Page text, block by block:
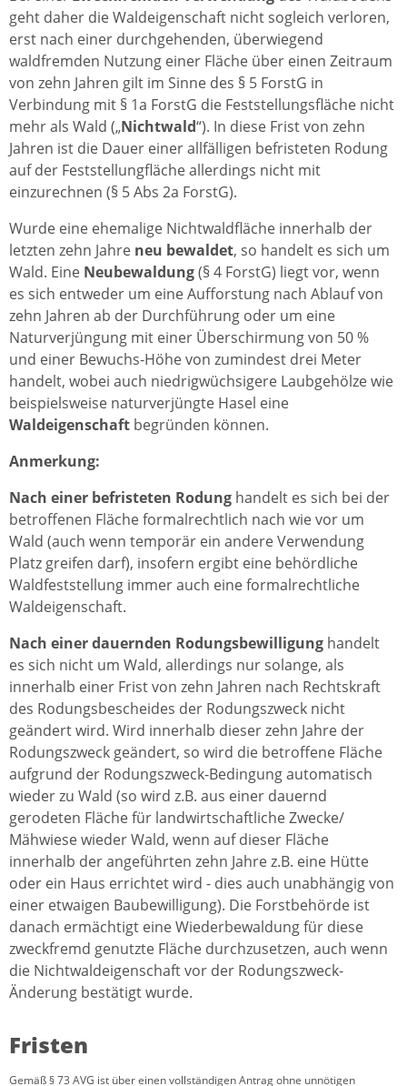
geht daher die Waldeigenschaft nicht sogleich verloren,
erst nach einer durchgehenden, überwiegend
waldfremden Nutzung einer Fläche über einen Zeitraum
von zehn Jahren gilt im Sinne des § 5 ForstG in
Verbindung mit § 1a ForstG die Feststellungsfläche nicht
mehr als Wald („Nichtwald“). In diese Frist von zehn
Jahren ist die Dauer einer allfälligen befristeten Rodung
auf der Feststellungfläche allerdings nicht mit
einzurechnen (§ 5 Abs 2a ForstG).
Wurde eine ehemalige Nichtwaldfläche innerhalb der
letzten zehn Jahre neu bewaldet, so handelt es sich um
Wald. Eine Neubewaldung(§ 4 ForstG) liegt vor, wenn
es sich entweder um eine Aufforstung nach Ablauf von
zehn Jahren ab der Durchführung oder um eine
Naturverjüngung mit einer Überschirmung von 50 %
und einer Bewuchs-Höhe von zumindest drei Meter
handelt, wobei auch niedrigwüchsigere Laubgehölze wie
beispielsweise naturverjüngte Hasel eine
Waldeigenschaft begründen können.
Anmerkung:
Nach einer befristeten Rodung handelt es sich bei der
betroffenen Fläche formalrechtlich nach wie vor um
Wald (auch wenn temporär ein andere Verwendung
Platz greifen darf), insofern ergibt eine behördliche
Waldfeststellung immer auch eine formalrechtliche
Waldeigenschaft.
Nach einer dauernden Rodungsbewilligung handelt
es sich nicht um Wald, allerdings nur solange, als
innerhalb einer Frist von zehn Jahren nach Rechtskraft
des Rodungsbescheides der Rodungszweck nicht
geändert wird. Wird innerhalb dieser zehn Jahre der
Rodungszweck geändert, so wird die betroffene Fläche
aufgrund der Rodungszweck-Bedingung automatisch
wieder zu Wald (so wird z.B. aus einer dauernd
gerodeten Fläche für landwirtschaftliche Zwecke/
Mähwiese wieder Wald, wenn auf dieser Fläche
innerhalb der angeführten zehn Jahre z.B. eine Hütte
oder ein Haus errichtet wird - dies auch unabhängig von
einer etwaigen Baubewilligung). Die Forstbehörde ist
danach ermächtigt eine Wiederbewaldung für diese
zweckfremd genutzte Fläche durchzusetzen, auch wenn
die Nichtwaldeigenschaft vor der Rodungszweck-
Änderung bestätigt wurde.
Fristen
Gemäß § 73 AVG ist über einen vollständigen Antrag ohne unnötigen